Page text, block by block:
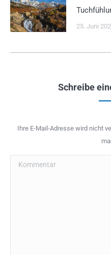
25. Juni
Schreibe
Ihre E-Mail-Adresse wird nicht
Kommentar